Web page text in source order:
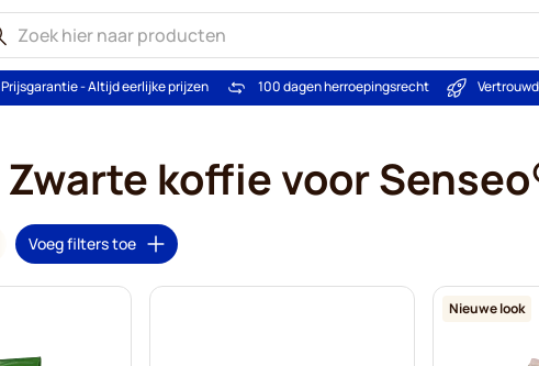
Prijsgarantie - Altijd eerlijke prijzen 100 dagen herroepingsrecht
Zwarte koffie voor
Voeg filters toe
Nieuwe look